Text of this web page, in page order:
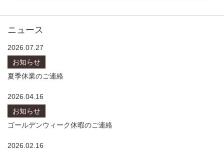
ニュース
2026.07.27
お知らせ
夏季休業のご連絡
2026.04.16
お知らせ
ゴールデンウィーク休暇のご連絡
2026.02.16